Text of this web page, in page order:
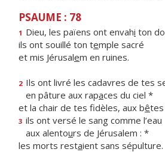
PSAUME : 78
1 Dieu, les païens ont envahi ton
ils ont souillé ton temple sacré
et mis Jérusalem en ruines.
2 Ils ont livré les cadavres de tes
en pâture aux rapaces du ciel *
et la chair de tes fidèles, aux bêtes
3 ils ont versé le sang comme l’eau
aux alentours de Jérusalem : *
les morts restaient sans sépulture.